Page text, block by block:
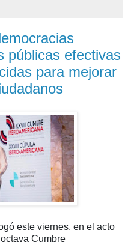
públicas efectivas
para mejorar
este viernes, en el acto
Cumbre